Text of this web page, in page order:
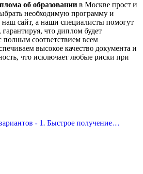
об образовании в Москве прост и
необходимую программу и
наш сайт, а наши специалисты помогут
что диплом будет
полным соответствием всем
высокое качество документа и
что исключает любые риски при
- 1. Быстрое получение…